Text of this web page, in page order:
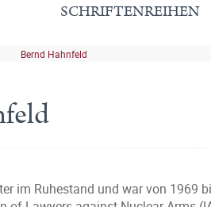
SCHRIFTENREIHEN
Bernd Hahnfeld
im Ruhestand und war von 1969